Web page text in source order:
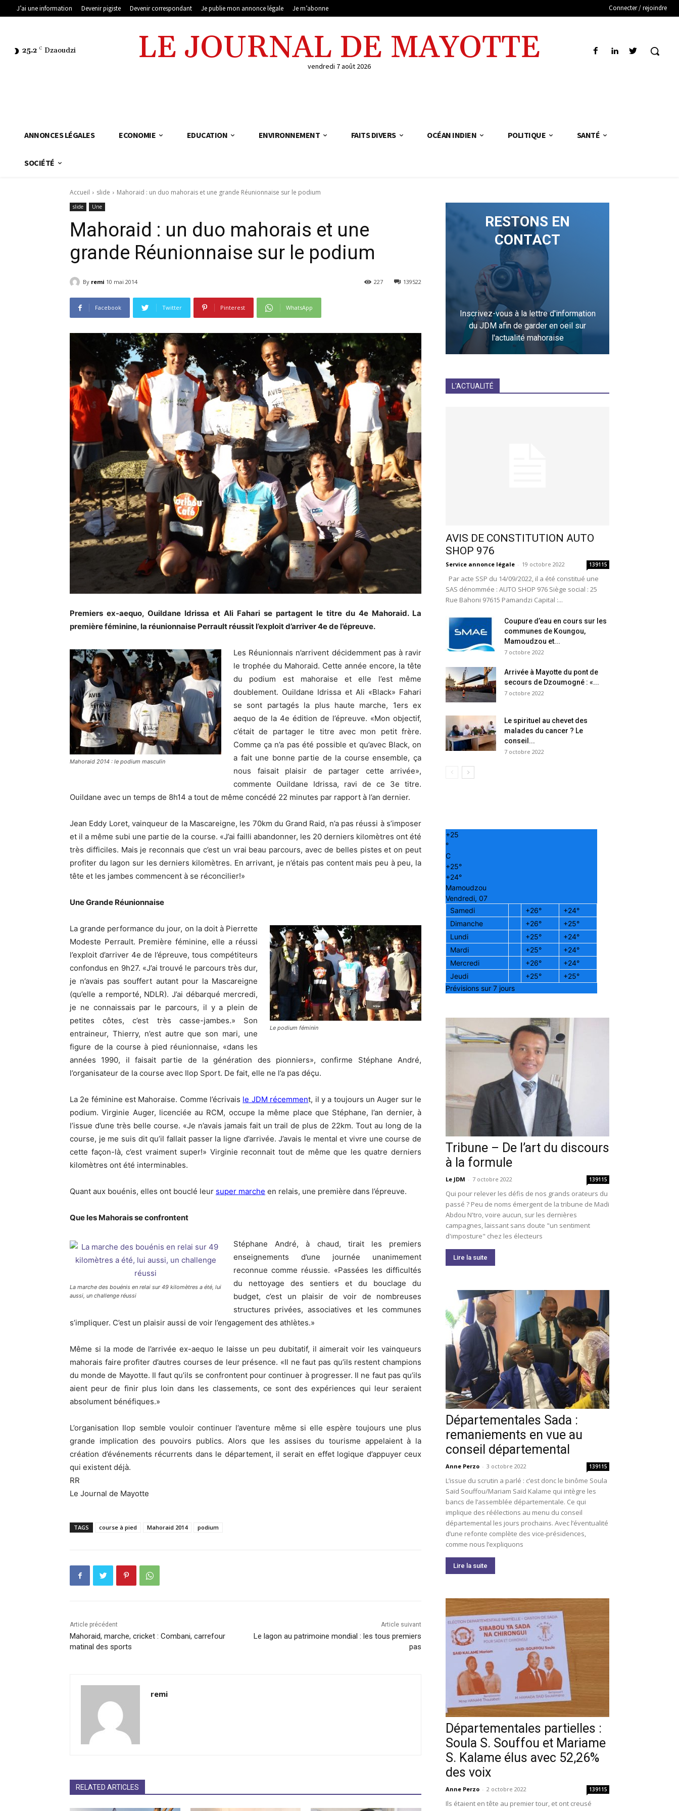
J’ai une information Devenir pigiste Devenir correspondant Je publie mon annonce légale Je m’abonne Connecter / rejoindre
25.2 C Dzaoudzi LE JOURNAL DE MAYOTTE
vendredi 7 août 2026
ANNONCES LÉGALES ECONOMIE EDUCATION ENVIRONNEMENT FAITS DIVERS OCÉAN INDIEN POLITIQUE SANTÉ
SOCIÉTÉ
Accueil slide Mahoraid : un duo mahorais et une grande Réunionnaise sur le podium
slide Une
Mahoraid : un duo mahorais et une
grande Réunionnaise sur le podium
By remi 10 mai 2014 139522
227
Facebook Twitter Pinterest WhatsApp
Premiers ex-aequo, Ouildane Idrissa et Ali Fahari se partagent le titre du 4e Mahoraid. La
première féminine, la réunionnaise Perrault réussit l’exploit d’arriver 4e de l’épreuve.
Mahoraid 2014 : le podium masculin
Les Réunionnais n’arrivent décidemment pas à ravir
le trophée du Mahoraid. Cette année encore, la tête
du podium est mahoraise et elle l’est même
doublement. Ouildane Idrissa et Ali «Black» Fahari
se sont partagés la plus haute marche, 1ers ex
aequo de la 4e édition de l’épreuve. «Mon objectif,
c’était de partager le titre avec mon petit frère.
Comme ça n’a pas été possible et qu’avec Black, on
a fait une bonne partie de la course ensemble, ça
nous faisait plaisir de partager cette arrivée»,
commente Ouildane Idrissa, ravi de ce 3e titre.
Ouildane avec un temps de 8h14 a tout de même concédé 22 minutes par rapport à l’an dernier.
Jean Eddy Loret, vainqueur de la Mascareigne, les 70km du Grand Raid, n’a pas réussi à s’imposer
et il a même subi une partie de la course. «J’ai failli abandonner, les 20 derniers kilomètres ont été
très difficiles. Mais je reconnais que c’est un vrai beau parcours, avec de belles pistes et on peut
profiter du lagon sur les derniers kilomètres. En arrivant, je n’étais pas content mais peu à peu, la
tête et les jambes commencent à se réconcilier!»
Une Grande Réunionnaise
Le podium féminin
La grande performance du jour, on la doit à Pierrette
Modeste Perrault. Première féminine, elle a réussi
l’exploit d’arriver 4e de l’épreuve, tous compétiteurs
confondus en 9h27. «J’ai trouvé le parcours très dur,
je n’avais pas souffert autant pour la Mascareigne
(qu’elle a remporté, NDLR). J’ai débarqué mercredi,
je ne connaissais par le parcours, il y a plein de
petites côtes, c’est très casse-jambes.» Son
entraineur, Thierry, n’est autre que son mari, une
figure de la course à pied réunionnaise, «dans les
années 1990, il faisait partie de la génération des pionniers», confirme Stéphane André,
l’organisateur de la course avec Ilop Sport. De fait, elle ne l’a pas déçu.
La 2e féminine est Mahoraise. Comme l’écrivais le JDM récemment, il y a toujours un Auger sur le
podium. Virginie Auger, licenciée au RCM, occupe la même place que Stéphane, l’an dernier, à
l’issue d’une très belle course. «Je n’avais jamais fait un trail de plus de 22km. Tout au long de la
course, je me suis dit qu’il fallait passer la ligne d’arrivée. J’avais le mental et vivre une course de
cette façon-là, c’est vraiment super!» Virginie reconnait tout de même que les quatre derniers
kilomètres ont été interminables.
Quant aux bouénis, elles ont bouclé leur super marche en relais, une première dans l’épreuve.
Que les Mahorais se confrontent
La marche des bouénis en relai sur 49 kilomètres a été, lui
aussi, un challenge réussi
Stéphane André, à chaud, tirait les premiers
enseignements d’une journée unanimement
reconnue comme réussie. «Passées les difficultés
du nettoyage des sentiers et du bouclage du
budget, c’est un plaisir de voir de nombreuses
structures privées, associatives et les communes
s’impliquer. C’est un plaisir aussi de voir l’engagement des athlètes.»
Même si la mode de l’arrivée ex-aequo le laisse un peu dubitatif, il aimerait voir les vainqueurs
mahorais faire profiter d’autres courses de leur présence. «Il ne faut pas qu’ils restent champions
du monde de Mayotte. Il faut qu’ils se confrontent pour continuer à progresser. Il ne faut pas qu’ils
aient peur de finir plus loin dans les classements, ce sont des expériences qui leur seraient
absolument bénéfiques.»
L’organisation Ilop semble vouloir continuer l’aventure même si elle espère toujours une plus
grande implication des pouvoirs publics. Alors que les assises du tourisme appelaient à la
création d’événements récurrents dans le département, il serait en effet logique d’appuyer ceux
qui existent déjà.
RR
Le Journal de Mayotte
TAGS course à pied Mahoraid 2014 podium
Article précédent
Mahoraid, marche, cricket : Combani, carrefour
matinal des sports
Article suivant
Le lagon au patrimoine mondial : les tous premiers
pas
remi
RELATED ARTICLES
RESTONS EN
CONTACT
Inscrivez-vous à la lettre d'information
du JDM afin de garder en oeil sur
l'actualité mahoraise
L'ACTUALITÉ
AVIS DE CONSTITUTION AUTO
SHOP 976
Service annonce légale - 19 octobre 2022 139115
Par acte SSP du 14/09/2022, il a été constitué une
SAS dénommée : AUTO SHOP 976 Siège social : 25
Rue Bahoni 97615 Pamandzi Capital :...
Coupure d’eau en cours sur les
communes de Koungou,
Mamoudzou et...
7 octobre 2022
Arrivée à Mayotte du pont de
secours de Dzoumogné : «...
7 octobre 2022
Le spirituel au chevet des
malades du cancer ? Le
conseil...
7 octobre 2022
+25
°
C
+25°
+24°
Mamoudzou
Vendredi, 07
Samedi
+26° +24°
Dimanche
+26° +25°
Lundi
+25° +24°
Mardi
+25° +24°
Mercredi
+26° +24°
Jeudi
+25° +25°
Prévisions sur 7 jours
Tribune – De l’art du discours
à la formule
Le JDM - 7 octobre 2022 139115
Qui pour relever les défis de nos grands orateurs du
passé ? Peu de noms émergent de la tribune de Madi
Abdou N'tro, voire aucun, sur les dernières
campagnes, laissant sans doute "un sentiment
d'imposture" chez les électeurs
Lire la suite
Départementales Sada :
remaniements en vue au
conseil départemental
Anne Perzo - 3 octobre 2022 139115
L’issue du scrutin a parlé : c’est donc le binôme Soula
Saïd Souffou/Mariam Saïd Kalame qui intègre les
bancs de l’assemblée départementale. Ce qui
implique des réélections au menu du conseil
départemental les jours prochains. Avec l’éventualité
d’une refonte complète des vice-présidences,
comme nous l’expliquons
Lire la suite
Départementales partielles :
Soula S. Souffou et Mariame
S. Kalame élus avec 52,26%
des voix
Anne Perzo - 2 octobre 2022 139115
Ils étaient en tête au premier tour, et ont creusé